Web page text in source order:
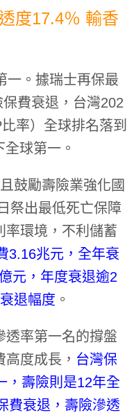
度17.4％ 輸香
一。據瑞士再保最
費衰退，台灣202
率）全球排名落到
球第一。
鼓勵壽險業強化國
祭出最低死亡保障
率環境，不利儲蓄
3.16兆元，全年衰
元，年度衰退逾2
退幅度 。
透率第一名的撐盤
度成長， 台灣保
，壽險則是12年全
費衰退，壽險滲透